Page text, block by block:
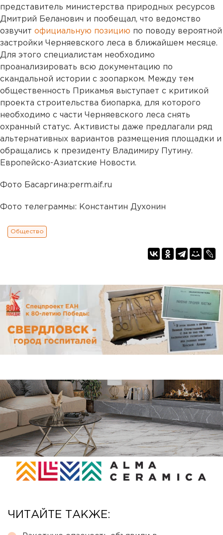
представитель министерства природных ресурсов
Дмитрий Беланович и пообещал, что ведомство
озвучит официальную позицию по поводу вероятной
застройки Черняевского леса в ближайшем месяце.
Для этого специалистам необходимо
проанализировать всю документацию по
скандальной истории с зоопарком. Между тем
общественность Прикамья выступает с критикой
проекта строительства биопарка, для которого
необходимо с части Черняевского леса снять
охранный статус. Активисты даже предлагали ряд
альтернативных вариантов размещения площадки и
обращались к президенту Владимиру Путину.
Европейско-Азиатские Новости.
Фото Басаргина:perm.aif.ru
Фото телеграммы: Константин Духонин
Общество
ЧИТАЙТЕ ТАКЖЕ: